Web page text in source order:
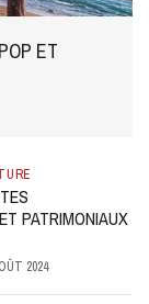
ET
PATRIMONIAUX
2024